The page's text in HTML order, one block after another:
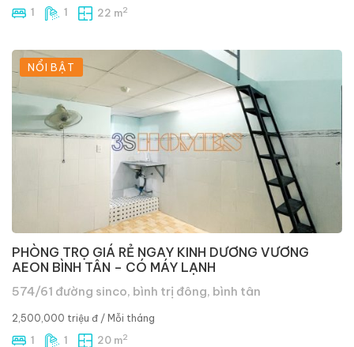
1 1 22 m2
NỔI BẬT
PHÒNG TRỌ GIÁ RẺ NGAY KINH DƯƠNG VƯƠNG
AEON BÌNH TÂN – CÓ MÁY LẠNH
574/61 đường sinco, bình trị đông, bình tân
2,500,000 triệu đ / Mỗi tháng
1 1 20 m2